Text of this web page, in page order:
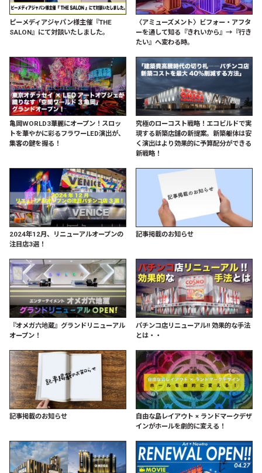
ピーメディアジャパン様主催『THE
SALON』にて対談いたしました。
〈アミューズメント〉ビフォー・アフタ
ーを通して知る『きれいから』→『行き
たい』へ変わる時。
亀岡WORLD3華麗にオープン！スロッ
トを華やかに彩るフラワーLED演出が、
集客の鍵を握る！
究極のローコスト戦略！エコビルドで実
現する新築店舗の新提案。新築躯体は安
く演出はより効果的に予算配分ができる
新戦略！
2024年12月、リニューアルオープンの
注目店3選！
記事掲載のお知らせ
『オメガ六地蔵』グランドリニューアル
オープン！
パチンコ店リニューアル!! 効果的な手法
とは・・
記事掲載のお知らせ
自由な島レイアウト × ランドマークデザ
インがホールを劇的に変える！